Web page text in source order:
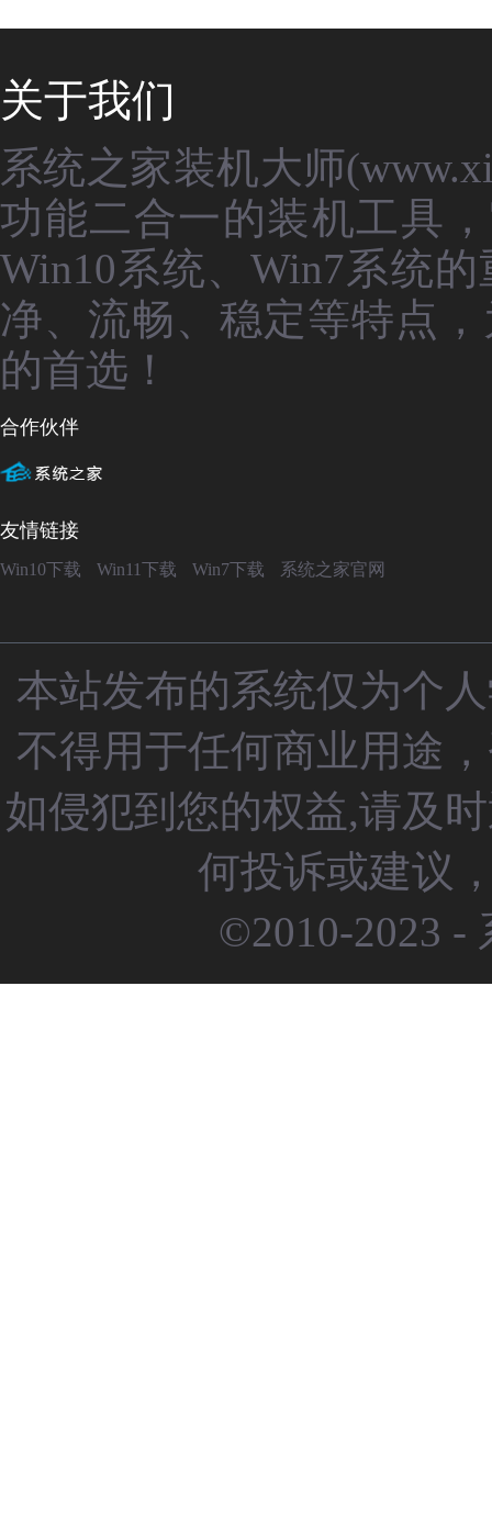
关于我们
系统之家装机大师
功能二合一的装机工具
Win10系统、Win7系统
净、流畅、稳定等特点
的首选！
合作伙伴
友情链接
Win10下载 Win11下载 Win7下载 系统之家官网
本站发布的系统仅为个
不得用于任何商业用途
如侵犯到您的权益,请及
何投诉或建议
©2010-2023 -